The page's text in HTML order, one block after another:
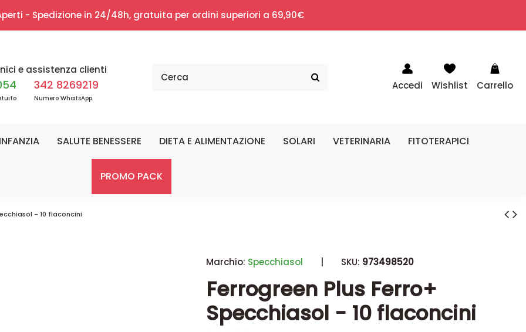
- Spedizione in 24/48h, gratuita per ordini superiori a 69,90€
e assistenza clienti
342 8269219
Numero WhatsApp
Accedi Wishlist Carrello
SALUTE BENESSERE DIETA E ALIMENTAZIONE SOLARI VETERINARIA FITOTERAPICI
PROMO PACK
- 10 flaconcini
Marchio: Specchiasol | SKU: 973498520
Ferrogreen Plus Ferro+
Specchiasol - 10 flaconcini